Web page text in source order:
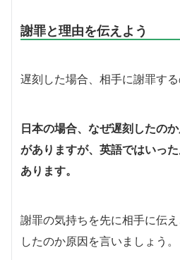
謝罪と理由を伝えよう
遅刻した場合、相手に謝罪する
日本の場合、なぜ遅刻したの
がありますが、英語ではいっ
あります。
謝罪の気持ちを先に相手に伝
したのか原因を言いましょう。